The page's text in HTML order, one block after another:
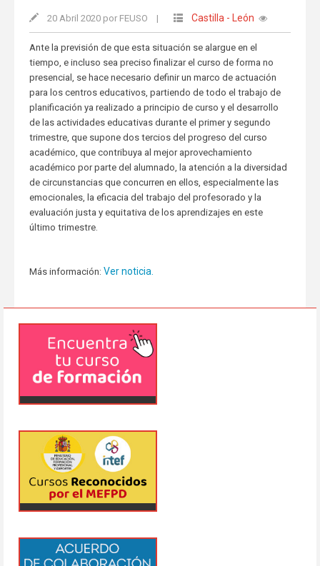
20 Abril 2020 por FEUSO | Castilla - León
Ante la previsión de que esta situación se alargue en el
tiempo, e incluso sea preciso finalizar el curso de forma no
presencial, se hace necesario definir un marco de actuación
para los centros educativos, partiendo de todo el trabajo de
planificación ya realizado a principio de curso y el desarrollo
de las actividades educativas durante el primer y segundo
trimestre, que supone dos tercios del progreso del curso
académico, que contribuya al mejor aprovechamiento
académico por parte del alumnado, la atención a la diversidad
de circunstancias que concurren en ellos, especialmente las
emocionales, la eficacia del trabajo del profesorado y la
evaluación justa y equitativa de los aprendizajes en este
último trimestre.
Más información: Ver noticia.